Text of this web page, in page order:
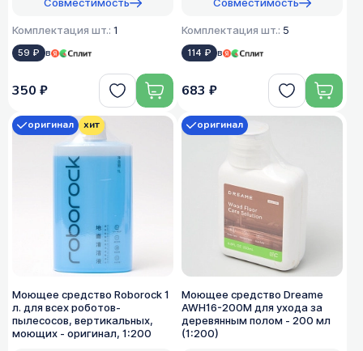
Комплектация шт.: 1
59 ₽ в
350 ₽
Комплектация шт.: 5
114 ₽ в
683 ₽
Моющее средство Roborock 1
л. для всех роботов-
пылесосов, вертикальных,
моющих - оригинал, 1:200
оригинал хит
Моющее средство Dreame
AWH16-200M для ухода за
деревянным полом - 200 мл
(1:200)
оригинал